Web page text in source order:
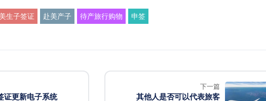
生子签证 赴美产子 待产旅行购物 申签
证更新电子系统
下一篇
其他人是否可以代表旅客